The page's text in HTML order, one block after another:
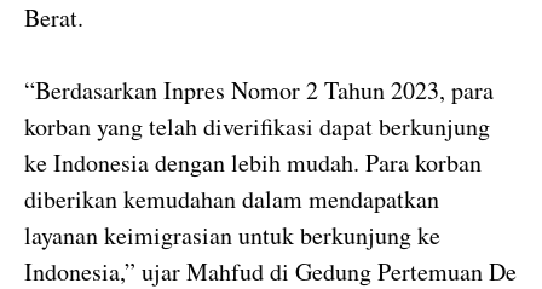
Berat.
“Berdasarkan Inpres Nomor 2 Tahun 2023, para
korban yang telah diverifikasi dapat berkunjung
ke Indonesia dengan lebih mudah. Para korban
diberikan kemudahan dalam mendapatkan
layanan keimigrasian untuk berkunjung ke
Indonesia,” ujar Mahfud di Gedung Pertemuan De